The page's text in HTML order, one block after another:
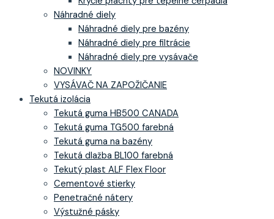
Náhradné diely
Náhradné diely pre bazény
Náhradné diely pre filtrácie
Náhradné diely pre vysávače
NOVINKY
VYSÁVAČ NA ZAPOŽIČANIE
Tekutá izolácia
Tekutá guma HB500 CANADA
Tekutá guma TG500 farebná
Tekutá guma na bazény
Tekutá dlažba BL100 farebná
Tekutý plast ALF Flex Floor
Cementové stierky
Penetračné nátery
Výstužné pásky